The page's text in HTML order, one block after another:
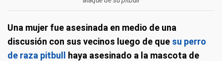
Una mujer fue asesinada en medio de una
discusión con sus vecinos luego de que su perro
de raza pitbull
haya asesinado a la mascota de